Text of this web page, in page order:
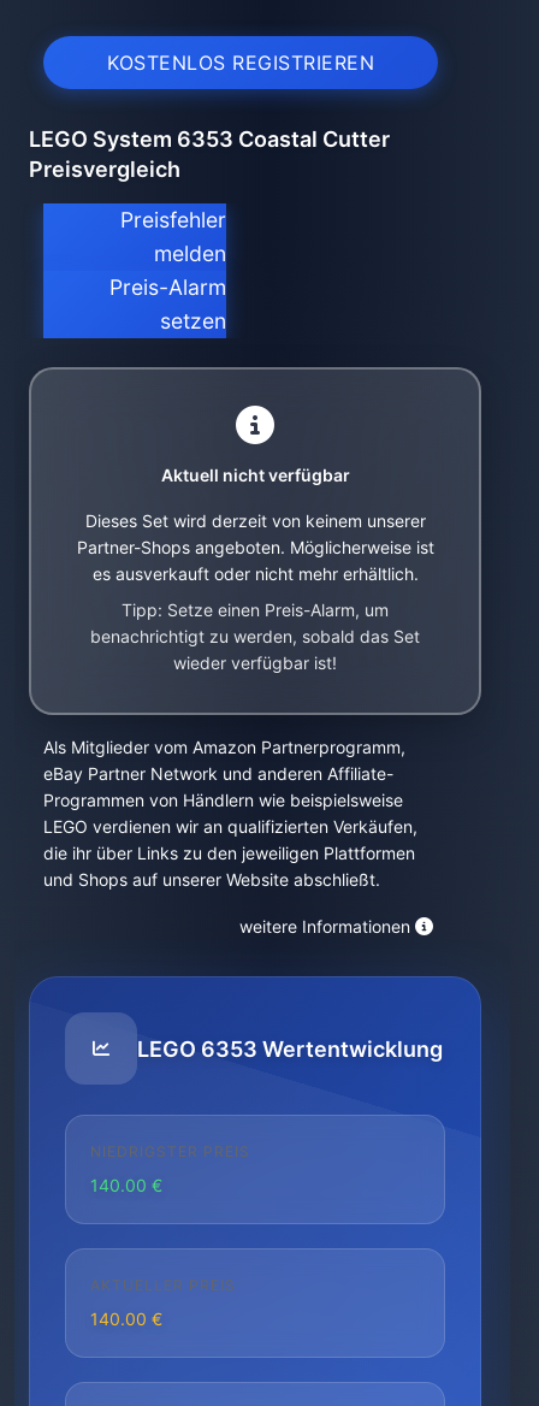
KOSTENLOS REGISTRIEREN
LEGO System 6353 Coastal Cutter
Preisvergleich
Preisfehler
melden
Preis-Alarm
setzen
Aktuell nicht verfügbar
Dieses Set wird derzeit von keinem unserer
Partner-Shops angeboten. Möglicherweise ist
es ausverkauft oder nicht mehr erhältlich.
Tipp: Setze einen Preis-Alarm, um
benachrichtigt zu werden, sobald das Set
wieder verfügbar ist!
Als Mitglieder vom Amazon Partnerprogramm,
eBay Partner Network und anderen Affiliate-
Programmen von Händlern wie beispielsweise
LEGO verdienen wir an qualifizierten Verkäufen,
die ihr über Links zu den jeweiligen Plattformen
und Shops auf unserer Website abschließt.
weitere Informationen
LEGO 6353 Wertentwicklung
NIEDRIGSTER PREIS
140.00 €
AKTUELLER PREIS
140.00 €